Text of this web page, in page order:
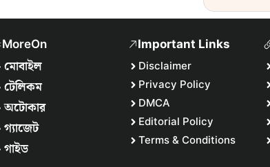
MoreOn
মোবাইল
টেলিকম
অটোকার
গ্যাজেট
গাইড
Important Links
Disclaimer
Privacy Policy
DMCA
Editorial Policy
Terms & Conditions